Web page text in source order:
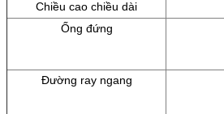
Chiều cao chiều dài
Ống đứng
Đường ray ngang